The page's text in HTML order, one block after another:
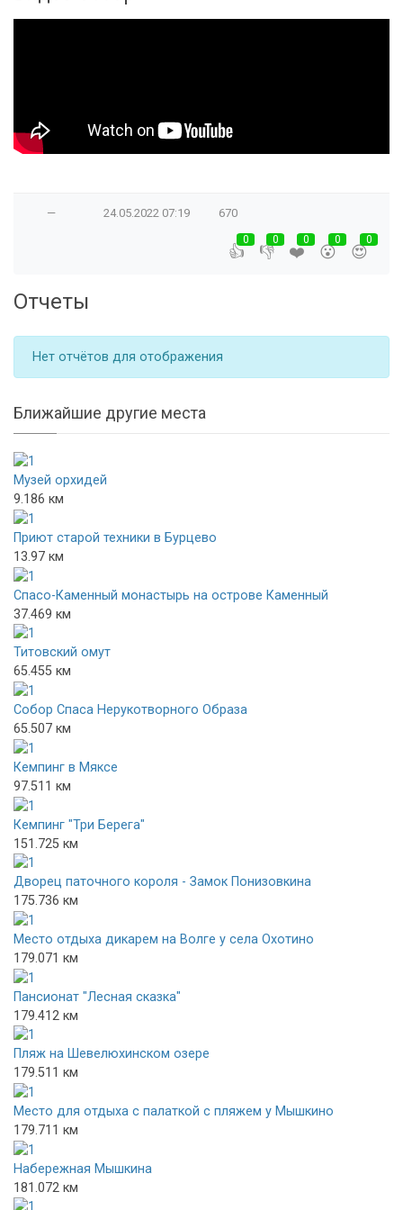
— 24.05.2022 07:19 670
👍
0
👎
0
❤️
0
😮
0
😍
0
Отчеты
Нет отчётов для отображения
Ближайшие другие места
Музей орхидей
9.186 км
Приют старой техники в Бурцево
13.97 км
Спасо-Каменный монастырь на острове Каменный
37.469 км
Титовский омут
65.455 км
Собор Спаса Нерукотворного Образа
65.507 км
Кемпинг в Мяксе
97.511 км
Кемпинг "Три Берега"
151.725 км
Дворец паточного короля - Замок Понизовкина
175.736 км
Место отдыха дикарем на Волге у села Охотино
179.071 км
Пансионат "Лесная сказка"
179.412 км
Пляж на Шевелюхинском озере
179.511 км
Место для отдыха с палаткой с пляжем у Мышкино
179.711 км
Набережная Мышкина
181.072 км